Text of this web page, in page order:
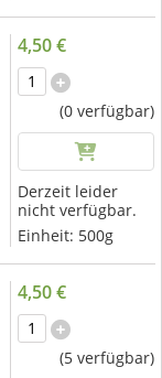
4,50 €
(0 verfügbar)
Derzeit leider
nicht verfügbar.
Einheit: 500g
4,50 €
(5 verfügbar)